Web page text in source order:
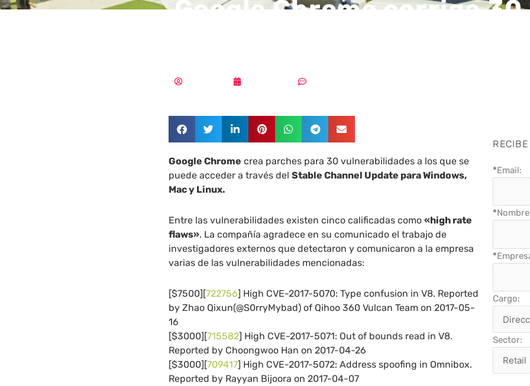
Google Chrome corrige 30
Google Chrome crea parches para 30 vulnerabilidades a los que se
puede acceder a través delStable Channel Update para Windows,
Mac y Linux.
Entre las vulnerabilidades existen cinco calificadas como«high rate
flaws». La compañía agradece en su comunicado el trabajo de
investigadores externos que detectaron y comunicaron a la empresa
varias de las vulnerabilidades mencionadas:
[$7500][722756] High CVE-2017-5070: Type confusion in V8. Reported
by Zhao Qixun(@S0rryMybad) of Qihoo 360 Vulcan Team on 2017-05-
16
[$3000][715582] High CVE-2017-5071: Out of bounds read in V8.
Reported by Choongwoo Han on 2017-04-26
[$3000][709417] High CVE-2017-5072: Address spoofing in Omnibox.
Reported by Rayyan Bijoora on 2017-04-07
*Email:
*
*
Cargo:
Sector: